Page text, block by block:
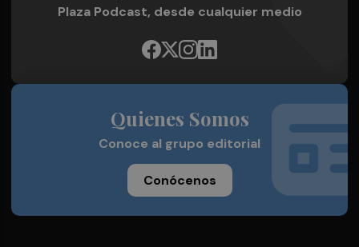
Plaza Podcast, desde cualquier medio
Quienes Somos
Conoce al grupo editorial
Conócenos